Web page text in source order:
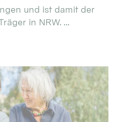
und ist damit der
in NRW. ...